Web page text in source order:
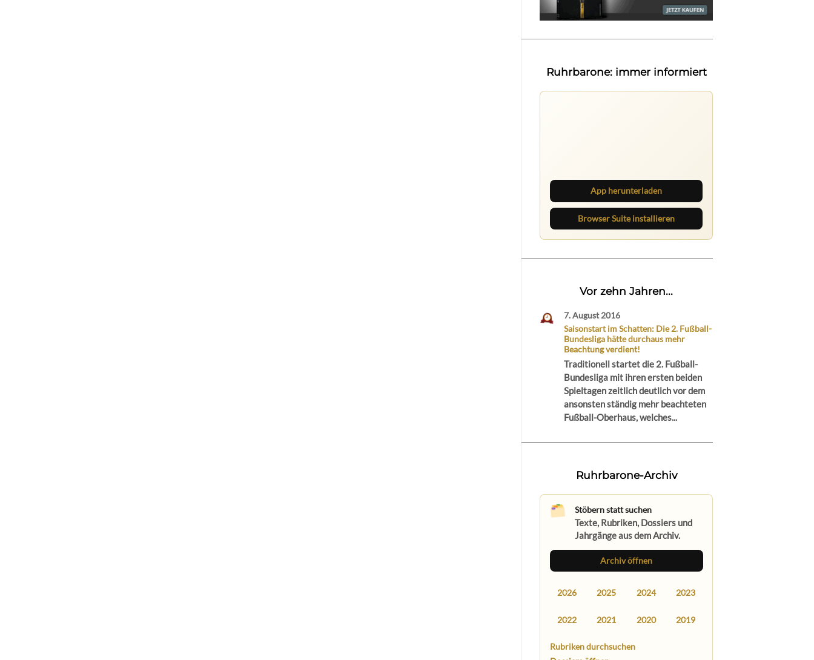
Ruhrbarone: immer informiert
App herunterladen
Browser Suite installieren
Vor zehn Jahren...
7. August 2016
Saisonstart im Schatten: Die 2. Fußball-
Bundesliga hätte durchaus mehr
Beachtung verdient!
Traditionell startet die 2. Fußball-
Bundesliga mit ihren ersten beiden
Spieltagen zeitlich deutlich vor dem
ansonsten ständig mehr beachteten
Fußball-Oberhaus, welches...
Ruhrbarone-Archiv
Stöbern statt suchen
Texte, Rubriken, Dossiers und
Jahrgänge aus dem Archiv.
Archiv öffnen
2026 2025 2024 2023
2022 2021 2020 2019
Rubriken durchsuchen